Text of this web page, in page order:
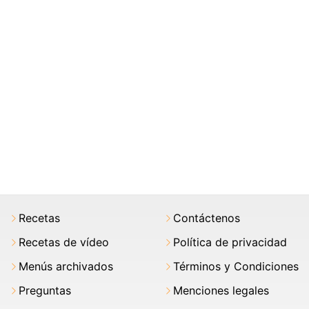
Recetas
Recetas de vídeo
Menús archivados
Preguntas
Contáctenos
Política de privacidad
Términos y Condiciones
Menciones legales